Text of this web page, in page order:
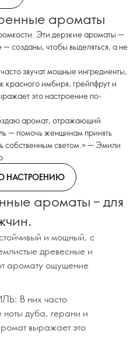
ароматы
Эти дерзкие ароматы —
созданы, чтобы выделяться, а не
звучат мощные ингредиенты,
красного имбиря, грейпфрут и
это настроение по-
аромат, отражающий
— помочь женщинам принять
собственным светом.» — Эмили
НАСТРОЕНИЮ
ароматы – для
и мощный, с
древесные и
аромату ощущение
В них часто
дуба, герани и
выражает это